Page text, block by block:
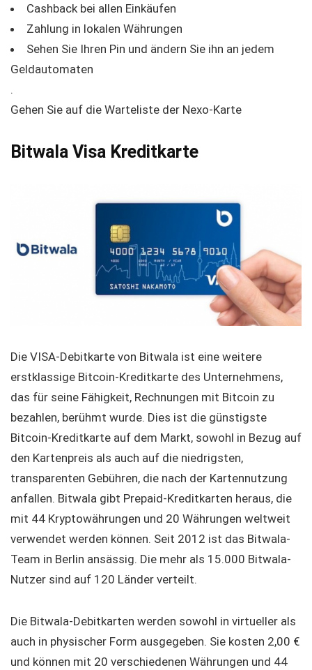
Cashback bei allen Einkäufen
Zahlung in lokalen Währungen
Sehen Sie Ihren Pin und ändern Sie ihn an jedem
Geldautomaten
.
Gehen Sie auf die Warteliste der Nexo-Karte
Bitwala Visa Kreditkarte
Die VISA-Debitkarte von Bitwala ist eine weitere
erstklassige Bitcoin-Kreditkarte des Unternehmens,
das für seine Fähigkeit, Rechnungen mit Bitcoin zu
bezahlen, berühmt wurde. Dies ist die günstigste
Bitcoin-Kreditkarte auf dem Markt, sowohl in Bezug auf
den Kartenpreis als auch auf die niedrigsten,
transparenten Gebühren, die nach der Kartennutzung
anfallen. Bitwala gibt Prepaid-Kreditkarten heraus, die
mit 44 Kryptowährungen und 20 Währungen weltweit
verwendet werden können. Seit 2012 ist das Bitwala-
Team in Berlin ansässig. Die mehr als 15.000 Bitwala-
Nutzer sind auf 120 Länder verteilt.
Die Bitwala-Debitkarten werden sowohl in virtueller als
auch in physischer Form ausgegeben. Sie kosten 2,00 €
und können mit 20 verschiedenen Währungen und 44